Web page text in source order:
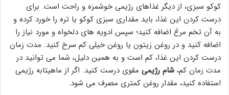
کوکو سبزی، از دیگر غذاهای رژیمی خوشمزه و راحت است. برای
درست کردن این غذا، باید مقداری سبزی کوکو یا تره را خورد کرده و
به آن تخم مرغ اضافه کنید؛ سپس ادویه های دلخواه و مورد نیاز را
اضافه کنید و در روغن زیتون یا روغن خیلی کم سرخ کنید. مدت زمان
درست کردن این غذا، کم است و به همین دلیل، شما می توانید در
مدت زمان کم، شام رژیمی مقوی درست کنید. اگر از ماهیتابه رژیمی
استفاده کنید، مقدار روغن کمتری مصرف می شود.